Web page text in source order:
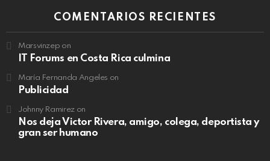
COMENTARIOS RECIENTES
Marsvinzep on
IT Forums en Costa Rica culmina
María Fernanda Angeles on
Publicidad
Johnny Ramirezon
Nos deja Victor Rivera, amigo, colega, deportista y
gran ser humano